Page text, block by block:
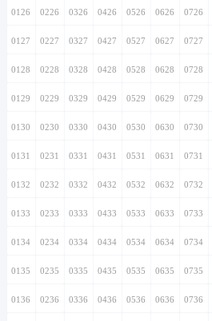
0126 0226 0326 0426 0526 0626 0726
0127 0227 0327 0427 0527 0627 0727
0128 0228 0328 0428 0528 0628 0728
0129 0229 0329 0429 0529 0629 0729
0130 0230 0330 0430 0530 0630 0730
0131 0231 0331 0431 0531 0631 0731
0132 0232 0332 0432 0532 0632 0732
0133 0233 0333 0433 0533 0633 0733
0134 0234 0334 0434 0534 0634 0734
0135 0235 0335 0435 0535 0635 0735
0136 0236 0336 0436 0536 0636 0736